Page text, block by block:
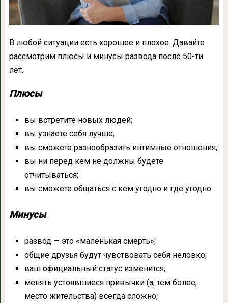
В любой ситуации есть хорошее и плохое. Давайте
рассмотрим плюсы и минусы развода после 50-ти
лет.
Плюсы
вы встретите новых людей;
вы узнаете себя лучше;
вы сможете разнообразить интимные отношения;
вы ни перед кем не должны будете
отчитываться;
вы сможете общаться с кем угодно и где угодно.
Минусы
развод — это «маленькая смерть»;
общие друзья будут чувствовать себя неловко;
ваш официальный статус изменится;
менять устоявшиеся привычки (а, тем более,
место жительства) всегда сложно;